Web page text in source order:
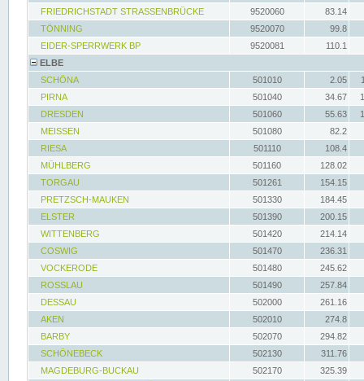
FRIEDRICHSTADT STRASSENBRÜCKE
9520060
83.14
TÖNNING
9520070
99.8
EIDER-SPERRWERK BP
9520081
110.1
ELBE
SCHÖNA
501010 2.05
PIRNA
501040 34.67
DRESDEN
501060 55.63
MEISSEN
501080
82.2
RIESA
501110
108.4
MÜHLBERG
501160
128.02
TORGAU
501261
154.15
PRETZSCH-MAUKEN
501330
184.45
ELSTER
501390
200.15
WITTENBERG
501420
214.14
COSWIG
501470
236.31
VOCKERODE
501480
245.62
ROSSLAU
501490
257.84
DESSAU
502000
261.16
AKEN
502010
274.8
BARBY
502070
294.82
SCHÖNEBECK
502130
311.76
MAGDEBURG-BUCKAU
502170
325.39